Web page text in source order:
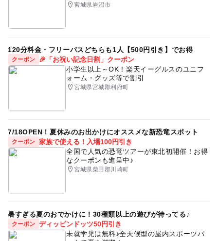
宮城県岩沼市
120分料金・フリーパスどちらも1人【500円引き】でお得
クーポン
🎉「お祝い記念日割」クーポン
小学生以上～OK！楽天イーグルスのユニフ
ォーム・グッズ等で割引
宮城県宮城郡利府町
7/18OPEN！夏休みのお出かけにオススメな新恐竜スポット
クーポン 家族で使える！入場100円引き
全国で人気の恐竜ツアーが東北初開催！お得
なクーポンも進呈中♪
宮城県柴田郡川崎町
暑すぎる夏のおでかけに！30種類以上の遊びが待ってる♪
クーポン ディッピンドッツ50円引き
未就学児は無料♪全天候型の屋内スポーツパ